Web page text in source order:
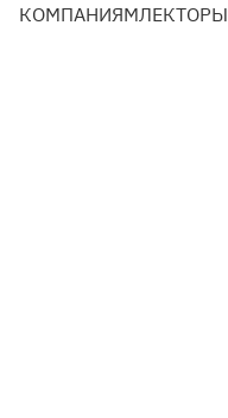
КОМПАНИЯМЛЕКТОРЫ